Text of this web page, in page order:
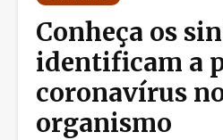
Conheça os
identificam a
coronavírus
organismo